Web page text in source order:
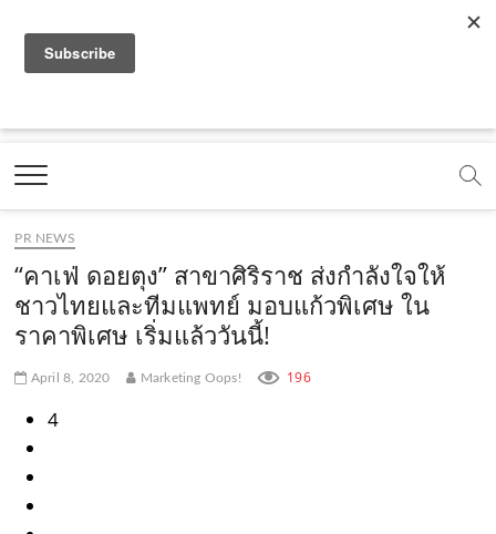
a
e
b
o
o
k
.
c
o
o
t
b
.
c
o
.
o
e
m
t
g
a
m
.
t
k
c
o
m
Marketing Oops!
DIGITAL | CREATIVE | ADVERTISING | CAMPAIGN |
PR NEWS
“คาเฟ่ ดอยตุง” สาขาศิริราช ส่งกำลังใจให้
ชาวไทยและทีมแพทย์ มอบแก้วพิเศษ ใน
ราคาพิเศษ เริ่มแล้ววันนี้!
April 8, 2020 Marketing Oops! 196
4